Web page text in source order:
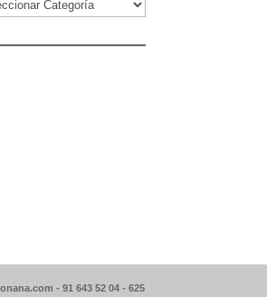
- 91 643 52 04 - 625